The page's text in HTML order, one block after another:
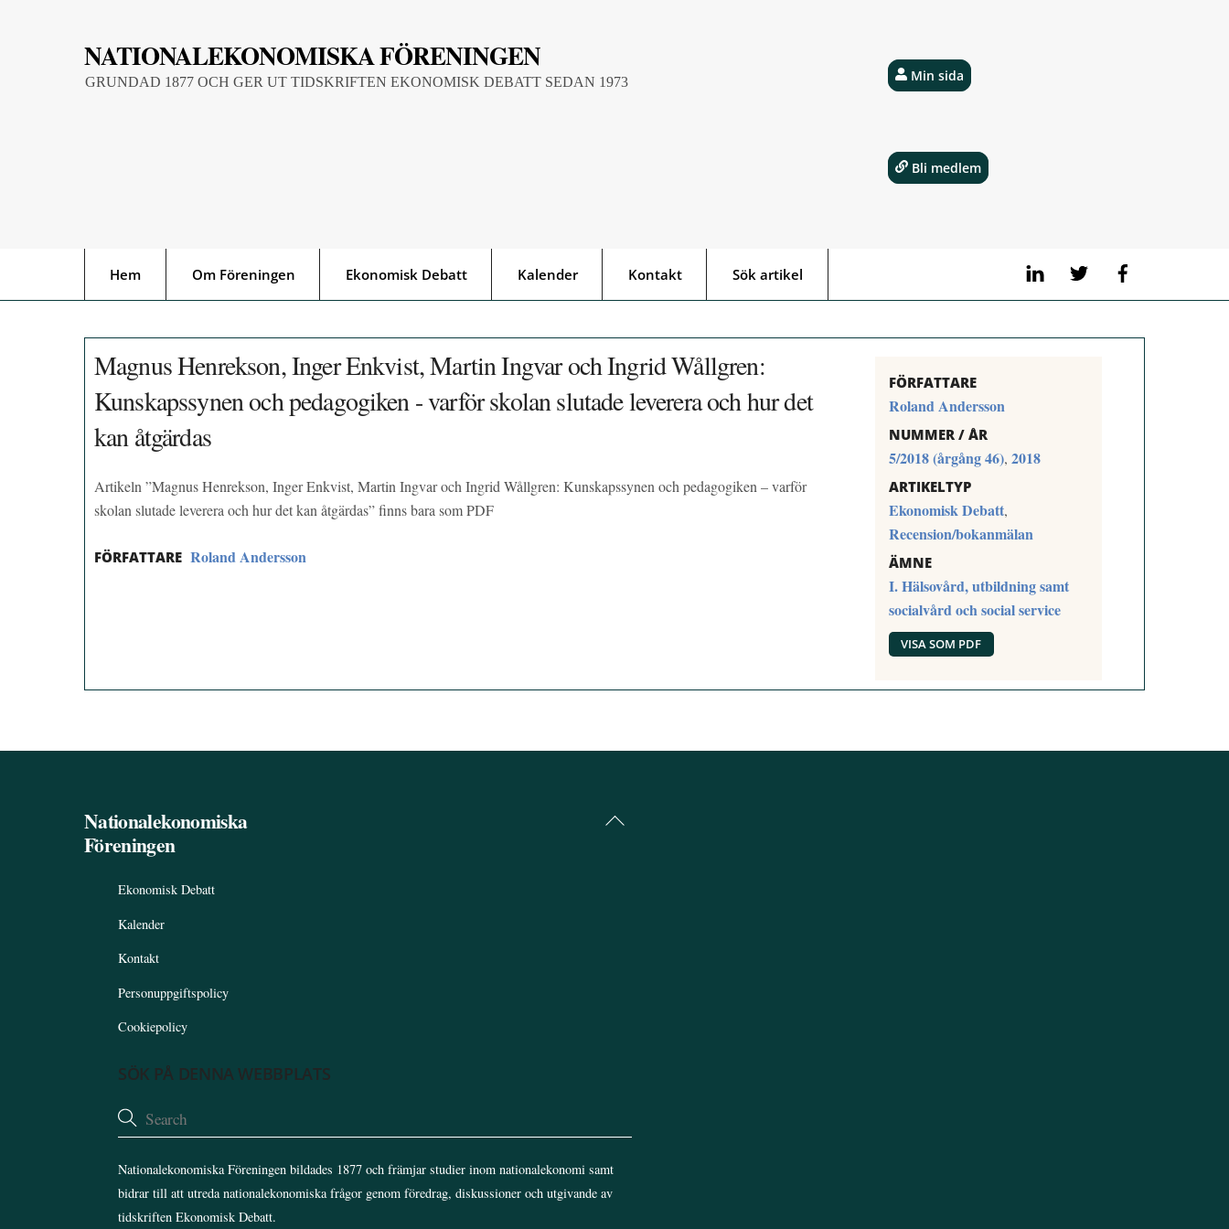
NATIONALEKONOMISKA FÖRENINGEN
GRUNDAD 1877 OCH GER UT TIDSKRIFTEN EKONOMISK DEBATT SEDAN 1973
LinkedIn Twitter
Hem Om Föreningen Ekonomisk Debatt Kalender Kontakt Sök artikel
Min sida
Bli medlem
Magnus Henrekson, Inger Enkvist, Martin Ingvar och Ingrid Wållgren:
Kunskapssynen och pedagogiken - varför skolan slutade leverera och hur det
kan åtgärdas
Artikeln ”Magnus Henrekson, Inger Enkvist, Martin Ingvar och Ingrid Wållgren: Kunskapssynen och pedagogiken – varför
skolan slutade leverera och hur det kan åtgärdas” finns bara som PDF
FÖRFATTARE Roland Andersson
FÖRFATTARE
Roland Andersson
NUMMER / ÅR
5/2018 (årgång 46), 2018
ARTIKELTYP
Ekonomisk Debatt,
Recension/bokanmälan
ÄMNE
I. Hälsovård, utbildning samt
socialvård och social service
VISA SOM PDF
Back
Nationalekonomiska
Föreningen
Ekonomisk Debatt
Kalender
Kontakt
Personuppgiftspolicy
Cookiepolicy
SÖK PÅ DENNA WEBBPLATS
Nationalekonomiska Föreningen bildades 1877 och främjar studier inom nationalekonomi samt
bidrar till att utreda nationalekonomiska frågor genom föredrag, diskussioner och utgivande av
tidskriften Ekonomisk Debatt.